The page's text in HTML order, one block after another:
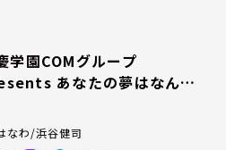
学園COMグループ
あなたの夢はなんで
なわ/浜谷健司